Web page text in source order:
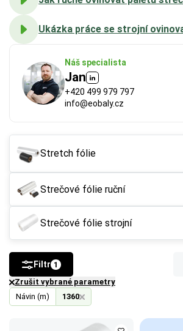
Náš specialista
Jan
+420 499 979 797
info@eobaly.cz
Ukázka práce se strojní
Stretch fólie
Strečové fólie ruční
Strečové fólie strojní
Návin (m) 1360
Zrušit vybrané parametry
Filtr 1